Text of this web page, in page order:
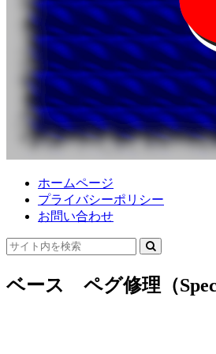
ホームページ
プライバシーポリシー
お問い合わせ
ベース ペグ修理（